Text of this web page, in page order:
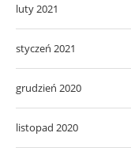
luty 2021
styczeń 2021
grudzień 2020
listopad 2020